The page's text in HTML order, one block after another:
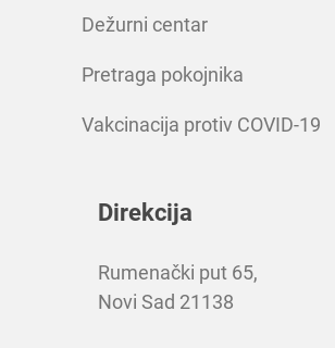
Dežurni centar
Pretraga pokojnika
Vakcinacija protiv COVID-19
Direkcija
Rumenački put 65,
Novi Sad 21138